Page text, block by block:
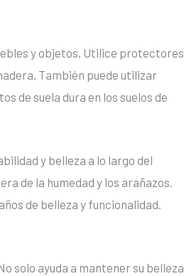
y objetos. Utilice protectores
También puede utilizar
de suela dura en los suelos de
y belleza a lo largo del
de la humedad y los arañazos.
de belleza y funcionalidad.
solo ayuda a mantener su belleza